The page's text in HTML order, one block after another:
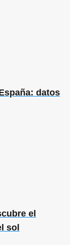
datos
el
sol